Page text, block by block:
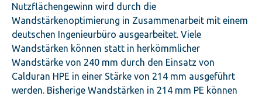
Nutzflächengewinn wird durch die
Wandstärkenoptimierung in Zusammenarbeit mit einem
deutschen Ingenieurbüro ausgearbeitet. Viele
Wandstärken können statt in herkömmlicher
Wandstärke von 240 mm durch den Einsatz von
Calduran HPE in einer Stärke von 214 mm ausgeführt
werden. Bisherige Wandstärken in 214 mm PE können